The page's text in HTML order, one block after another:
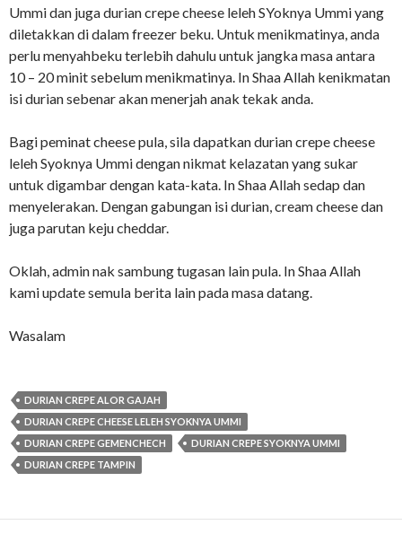
Ummi dan juga durian crepe cheese leleh SYoknya Ummi yang
diletakkan di dalam freezer beku. Untuk menikmatinya, anda
perlu menyahbeku terlebih dahulu untuk jangka masa antara
10 – 20 minit sebelum menikmatinya. In Shaa Allah kenikmatan
isi durian sebenar akan menerjah anak tekak anda.
Bagi peminat cheese pula, sila dapatkan durian crepe cheese
leleh Syoknya Ummi dengan nikmat kelazatan yang sukar
untuk digambar dengan kata-kata. In Shaa Allah sedap dan
menyelerakan. Dengan gabungan isi durian, cream cheese dan
juga parutan keju cheddar.
Oklah, admin nak sambung tugasan lain pula. In Shaa Allah
kami update semula berita lain pada masa datang.
Wasalam
DURIAN CREPE ALOR GAJAH
DURIAN CREPE CHEESE LELEH SYOKNYA UMMI
DURIAN CREPE GEMENCHECH
DURIAN CREPE SYOKNYA UMMI
DURIAN CREPE TAMPIN